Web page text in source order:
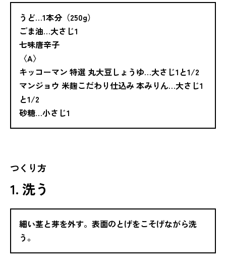
うど…1本分（250g）
ごま油…大さじ1
七味唐辛子
〈A〉
キッコーマン 特選 丸大豆しょうゆ…大さじ1と1/2
マンジョウ 米麹こだわり仕込み 本みりん…大さじ1
と1/2
砂糖…小さじ1
つくり方
1. 洗う
細い茎と芽を外す。表面のとげをこそげながら洗
う。